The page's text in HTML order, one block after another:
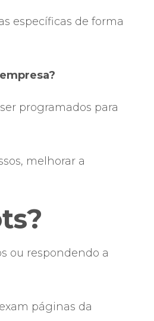
específicas de forma
programados para
melhorar a
ou respondendo a
páginas da